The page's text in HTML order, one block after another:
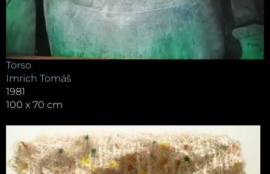
Torso
Imrich Tomáš
1981
100 x 70 cm